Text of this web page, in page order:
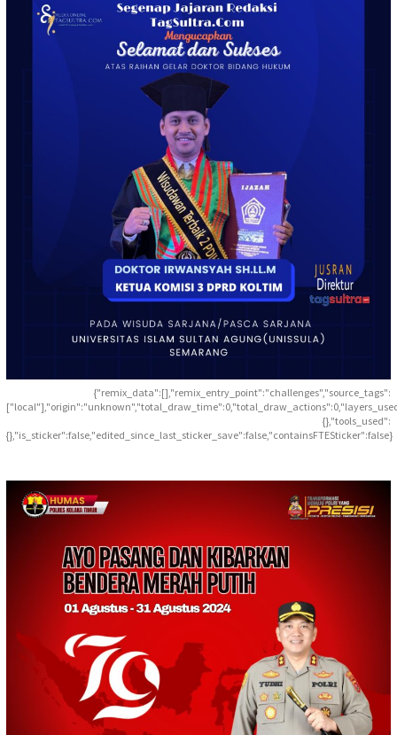
{"remix_data":[],"remix_entry_point":"challenges","source_tags":
{},"tools_used":
{},"is_sticker":false,"edited_since_last_sticker_save":false,"containsFTESticker":false}